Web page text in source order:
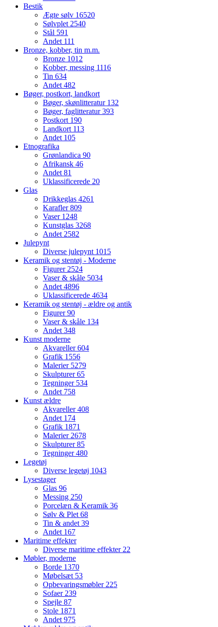
Bestik
Ægte sølv 16520
Sølvplet2540
Stål 591
Andet 111
Bronze, kobber, tin m.m.
Bronze 1012
Kobber, messing 1116
Tin 634
Andet482
Bøger, postkort, landkort
Bøger, skønlitteratur 132
Bøger, faglitteratur393
Postkort 190
Landkort 113
Andet 105
Etnografika
Grønlandica 90
Afrikansk 46
Andet81
Uklassificerede 20
Glas
Drikkeglas 4261
Karafler809
Vaser 1248
Kunstglas 3268
Andet2582
Julepynt
Diverse julepynt 1015
Keramik og stentøj - Moderne
Figurer2524
Vaser & skåle 5034
Andet4896
Uklassificerede 4634
Keramik og stentøj - ældre og antik
Figurer90
Vaser & skåle 134
Andet348
Kunst moderne
Akvareller604
Grafik 1556
Malerier 5279
Skulpturer65
Tegninger 534
Andet 758
Kunst ældre
Akvareller408
Andet 174
Grafik 1871
Malerier2678
Skulpturer85
Tegninger480
Legetøj
Diverse legetøj 1043
Lysestager
Glas 96
Messing 250
Porcelæn & Keramik 36
Sølv & Plet68
Tin & andet39
Andet 167
Maritime effekter
Diverse maritime effekter22
Møbler, moderne
Borde 1370
Møbelsæt 53
Opbevaringsmøbler225
Sofaer239
Spejle 87
Stole 1871
Andet975